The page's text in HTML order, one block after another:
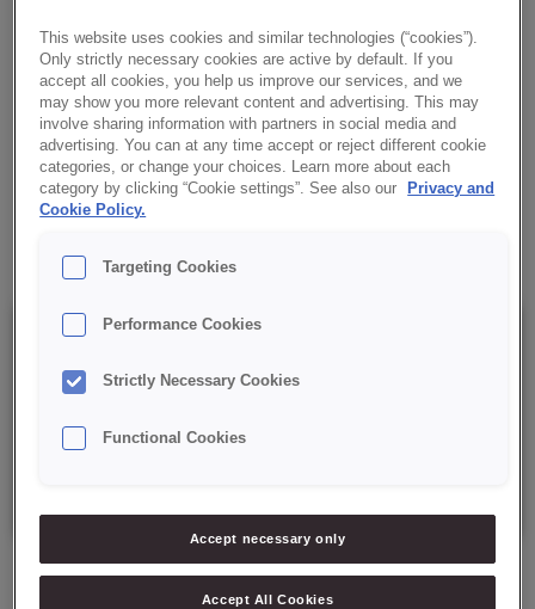
✔ Szybki w przygotowaniu
✔ Aksamitna konsystencja
✔ Nie pęka i nie żółknie
Szczegóły
Opakowanie : 15 kg netto worek;
This website uses cookies and similar technologies (“cookies”).
Only strictly necessary cookies are active by default. If you
accept all cookies, you help us improve our services, and we
may show you more relevant content and advertising. This may
involve sharing information with partners in social media and
advertising. You can at any time accept or reject different cookie
categories, or change your choices. Learn more about each
category by clicking “Cookie settings”. See also our
Privacy and
Cookie Policy.
Targeting Cookies
Performance Cookies
Strictly Necessary Cookies
Functional Cookies
Accept necessary only
Accept All Cookies